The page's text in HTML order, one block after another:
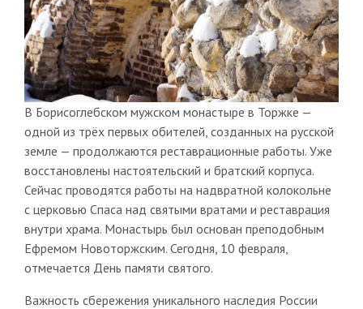
В Борисоглебском мужском монастыре в Торжке —
одной из трёх первых обителей, созданных на русской
земле — продолжаются реставрационные работы. Уже
восстановлены настоятельский и братский корпуса.
Сейчас проводятся работы на надвратной колокольне
с церковью Спаса над святыми вратами и реставрация
внутри храма. Монастырь был основан преподобным
Ефремом Новоторжским. Сегодня, 10 февраля,
отмечается День памяти святого.
Важность сбережения уникального наследия России